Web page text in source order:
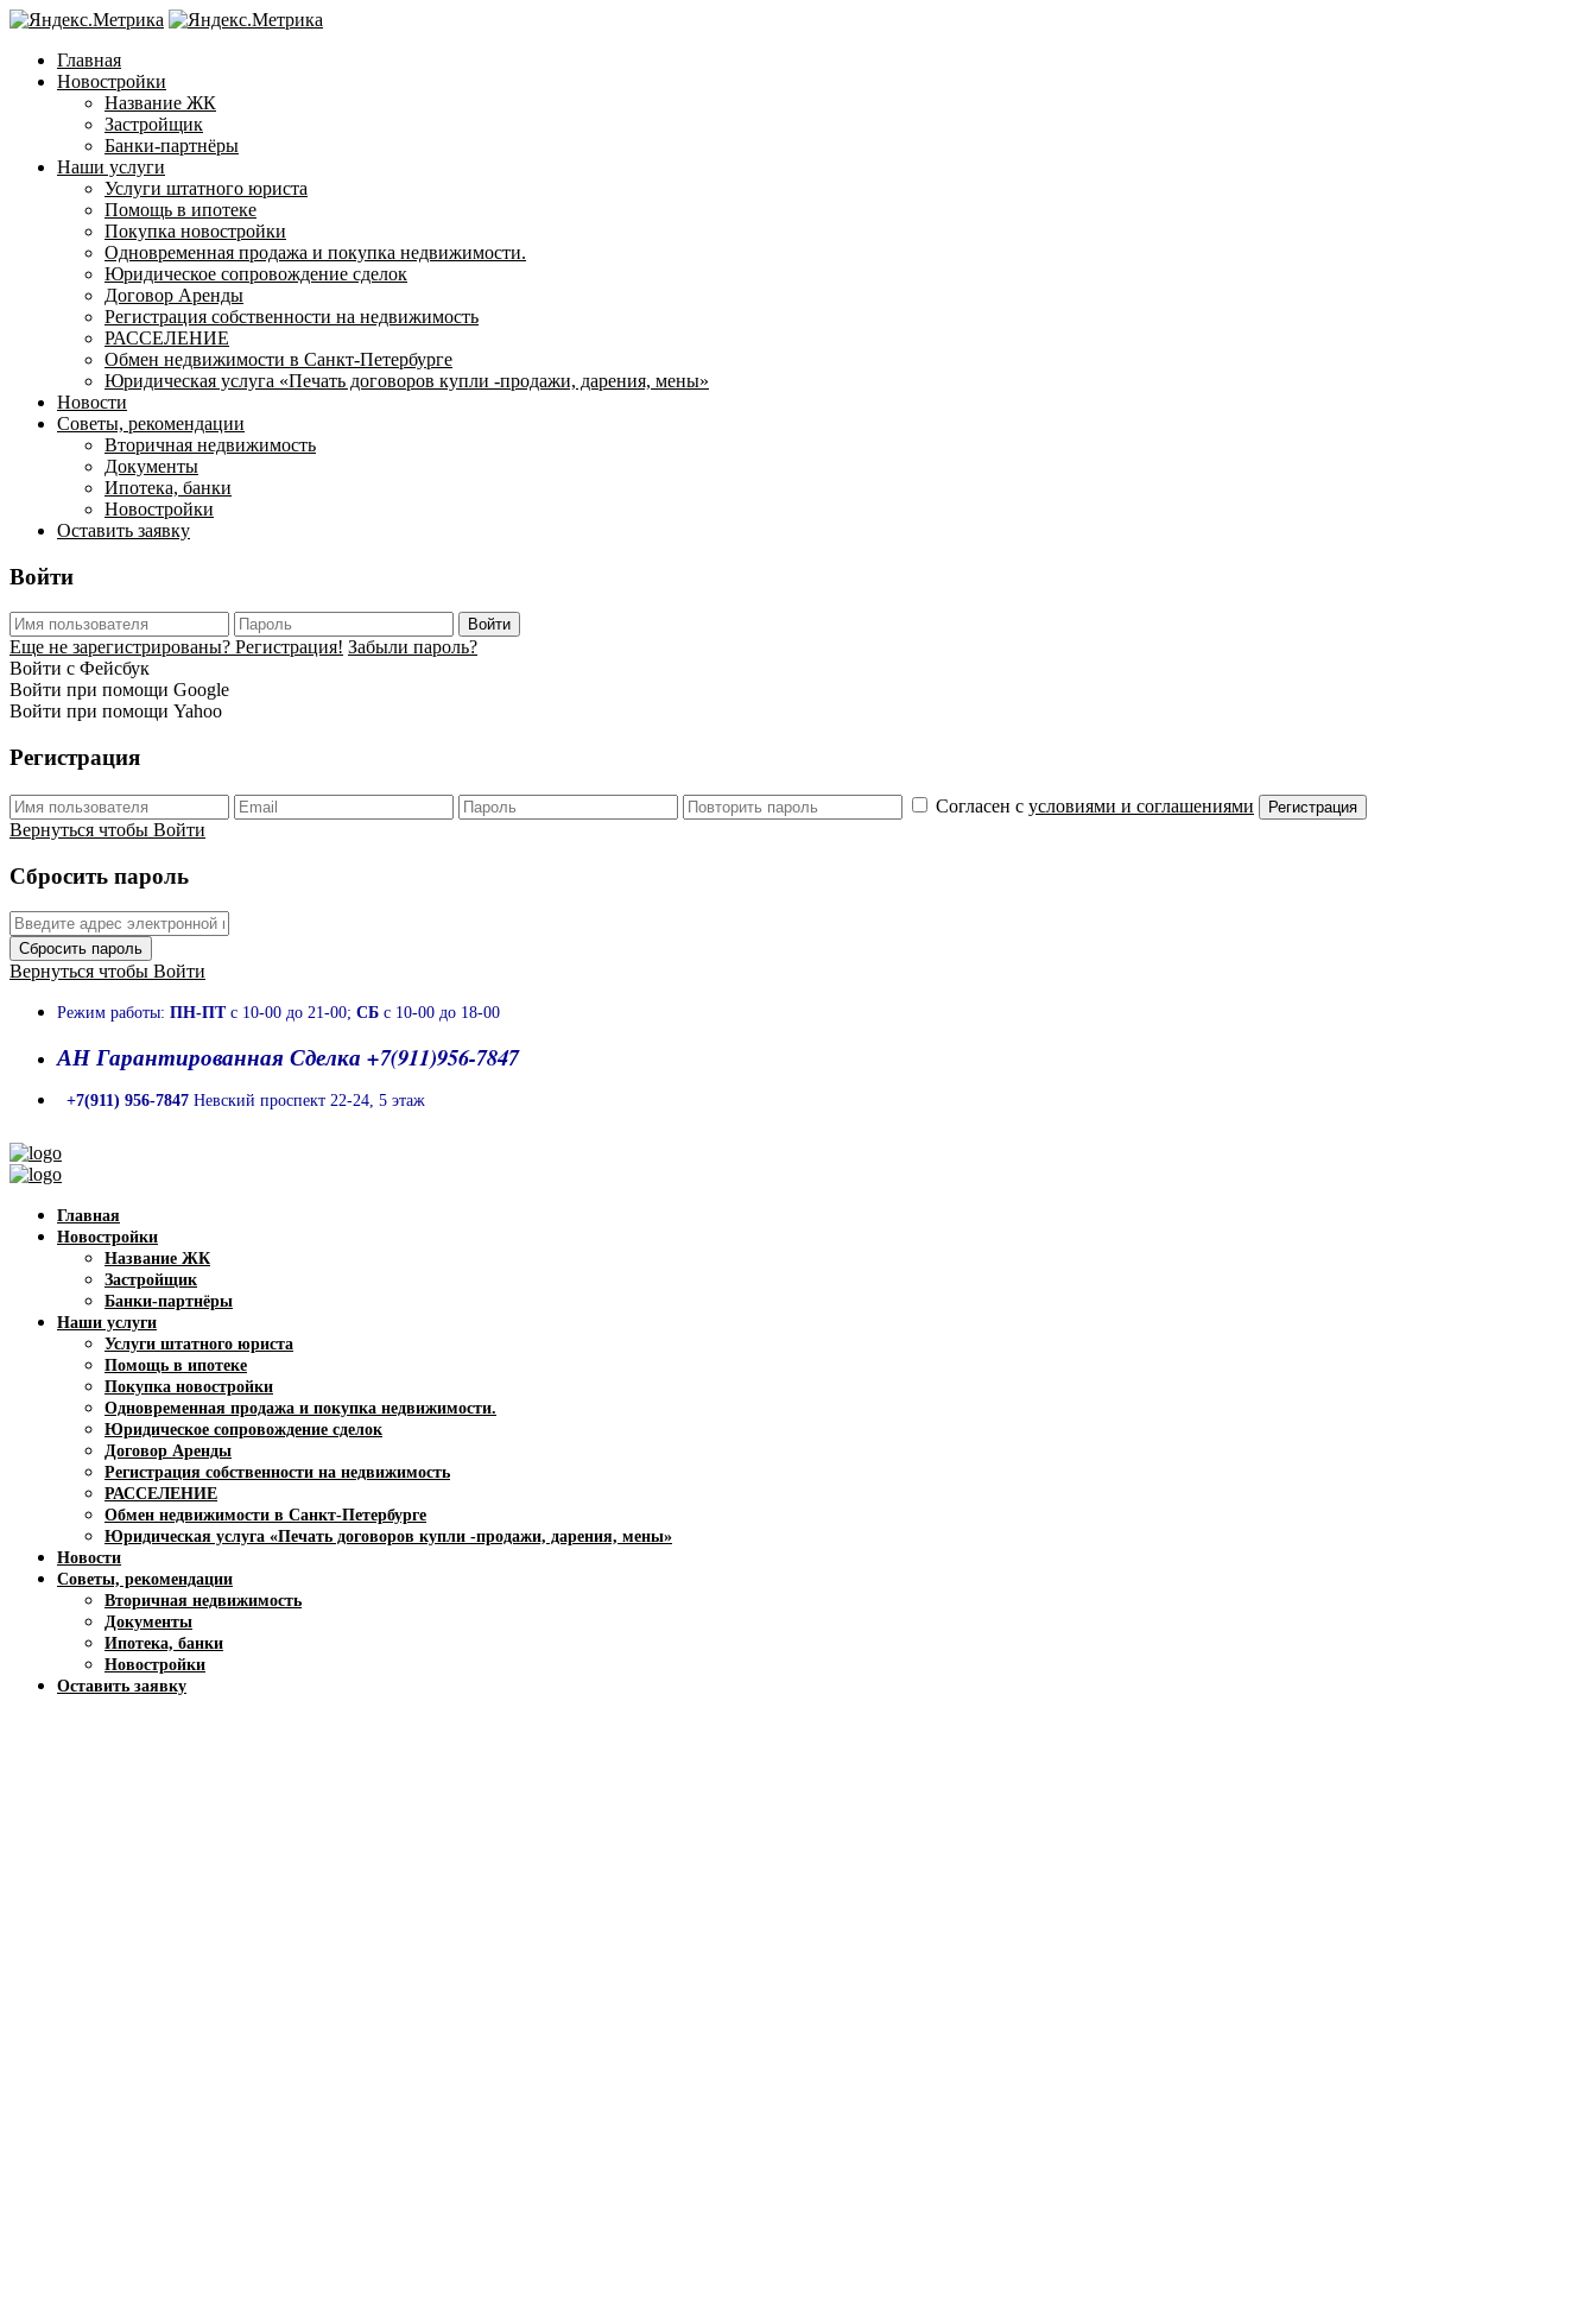
Главная
Новостройки
Название ЖК
Застройщик
Банки-партнёры
Наши услуги
Услуги штатного юриста
Помощь в ипотеке
Покупка новостройки
Одновременная продажа и покупка недвижимости.
Юридическое сопровождение сделок
Договор Аренды
Регистрация собственности на недвижимость
РАССЕЛЕНИЕ
Обмен недвижимости в Санкт-Петербурге
Юридическая услуга «Печать договоров купли -продажи, дарения, мены»
Новости
Советы, рекомендации
Вторичная недвижимость
Документы
Ипотека, банки
Новостройки
Оставить заявку
Войти
Войти
Еще не зарегистрированы? Регистрация! Забыли пароль?
Войти с Фейсбук
Войти при помощи Google
Войти при помощи Yahoo
Регистрация
Согласен с условиями и соглашениями Регистрация
Вернуться чтобы Войти
Сбросить пароль
Сбросить пароль
Вернуться чтобы Войти
Режим работы: ПН-ПТс 10-00 до 21-00; СБ с 10-00 до 18-00
АН Гарантированная Сделка +7(911)956-7847
+7(911) 956-7847 Невский проспект 22-24, 5 этаж
Главная
Новостройки
Название ЖК
Застройщик
Банки-партнёры
Наши услуги
Услуги штатного юриста
Помощь в ипотеке
Покупка новостройки
Одновременная продажа и покупка недвижимости.
Юридическое сопровождение сделок
Договор Аренды
Регистрация собственности на недвижимость
РАССЕЛЕНИЕ
Обмен недвижимости в Санкт-Петербурге
Юридическая услуга «Печать договоров купли -продажи, дарения, мены»
Новости
Советы, рекомендации
Вторичная недвижимость
Документы
Ипотека, банки
Новостройки
Оставить заявку